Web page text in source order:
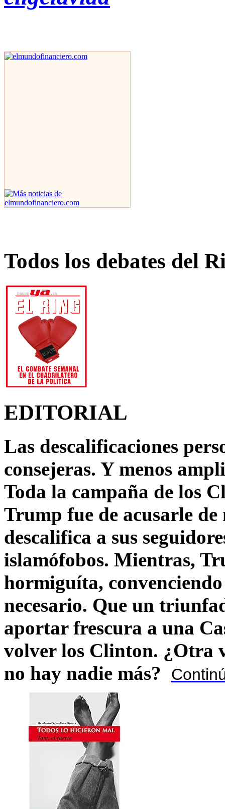
Todos los debates del
EDITORIAL
Las descalificaciones
consejeras. Y menos
Toda la campaña de los
Trump fue de acusarle
descalifica a sus
islamófobos. Mientras,
hormiguíta,
necesario. Que un
aportar frescura a una
volver los Clinton. ¿Otra
no hay nadie más?